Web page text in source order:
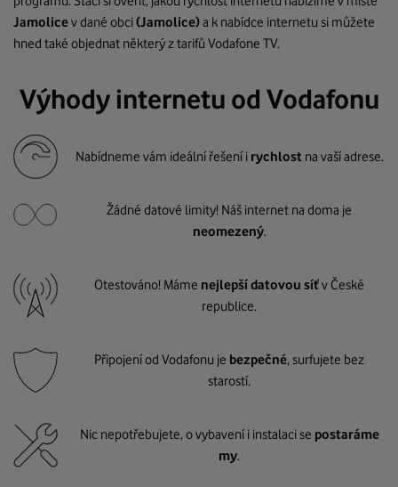
Jamolicev dané obci(Jamolice)a k nabídce internetu si můžete
hned také objednat některý z tarifů Vodafone TV.
Výhody internetu od Vodafonu
Nabídneme vám ideální řešení i rychlost na vaší adrese.
Žádné datové limity! Náš internet na doma je
neomezený.
Otestováno! Máme nejlepší datovou síťv České
republice.
Připojení od Vodafonu je bezpečné, surfujete bez
starostí.
Nic nepotřebujete, o vybavení i instalaci se postaráme
my.